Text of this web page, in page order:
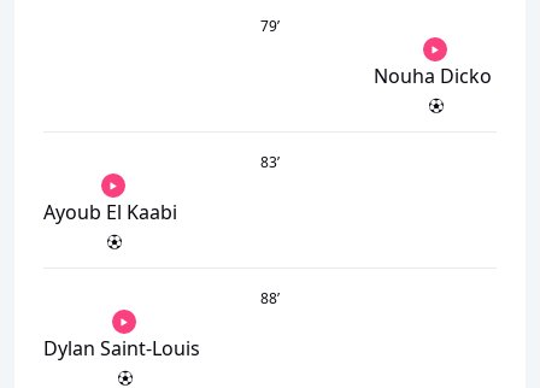
79’
Nouha Dicko
83’
Ayoub El Kaabi
88’
Dylan Saint-Louis